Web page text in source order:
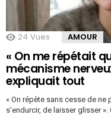
24 Vues AMOUR
« On me répétait
mécanisme
expliquait tout
« On répète sans cesse de
s’endurcir, de laisser glisser